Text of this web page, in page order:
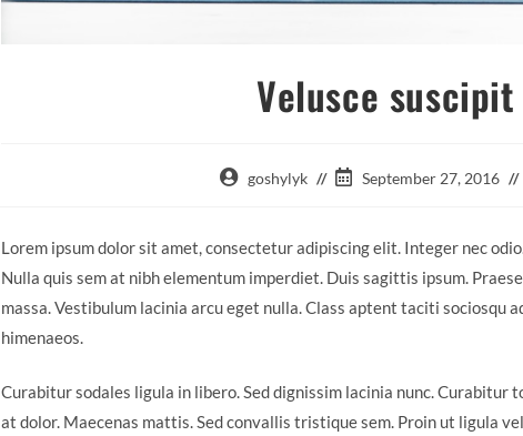
Velusce
goshylyk September 27, 2016
Lorem ipsum dolor sit amet, consectetur adipiscing elit. Integer nec
Nulla quis sem at nibh elementum imperdiet. Duis sagittis ipsum.
massa. Vestibulum lacinia arcu eget nulla. Class aptent taciti sociosqu
himenaeos.
Curabitur sodales ligula in libero. Sed dignissim lacinia nunc. Curabitur
at dolor. Maecenas mattis. Sed convallis tristique sem. Proin ut ligula